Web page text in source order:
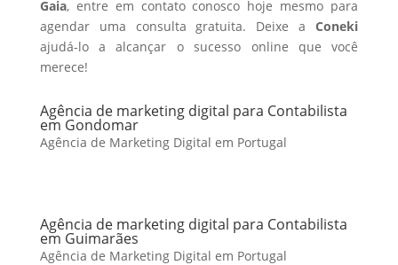
Gaia, entre em contato conosco hoje mesmo para
agendar uma consulta gratuita. Deixe aConeki
ajudá-lo a alcançar o sucesso online que você
merece!
Agência de marketing digital para Contabilista
em Gondomar
Agência de Marketing Digital em Portugal
Agência de marketing digital para Contabilista
em Guimarães
Agência de Marketing Digital em Portugal